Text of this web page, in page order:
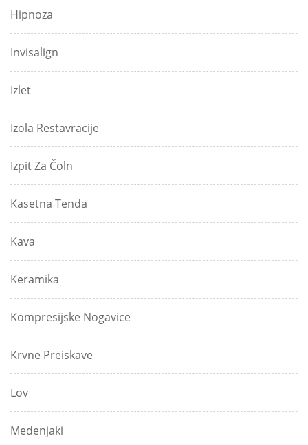
Hipnoza
Invisalign
Izlet
Izola Restavracije
Izpit Za Čoln
Kasetna Tenda
Kava
Keramika
Kompresijske Nogavice
Krvne Preiskave
Lov
Medenjaki